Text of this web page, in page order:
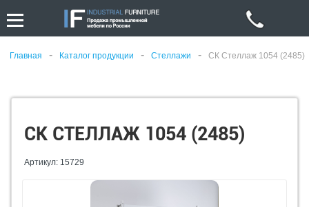
Главная - Каталог продукции - Стеллажи - СК Стеллаж 1054 (2485)
СК СТЕЛЛАЖ 1054 (2485)
Артикул: 15729